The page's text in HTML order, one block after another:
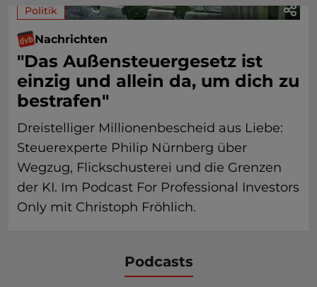
Politik
Nachrichten
"Das Außensteuergesetz ist
einzig und allein da, um dich zu
bestrafen"
Dreistelliger Millionenbescheid aus Liebe:
Steuerexperte Philip Nürnberg über
Wegzug, Flickschusterei und die Grenzen
der KI. Im Podcast For Professional Investors
Only mit Christoph Fröhlich.
Podcasts